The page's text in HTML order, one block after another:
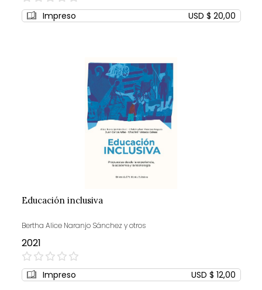
0%
Impreso USD $ 20,00
Educación inclusiva
Bertha Alice Naranjo Sánchez y otros
2021
0%
Impreso USD $ 12,00